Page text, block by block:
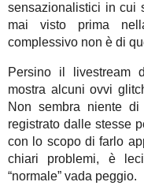
sensazionalistici in cui
mai visto prima
complessivo non è di
Persino il livestream
mostra alcuni ovvi
Non sembra niente
registrato dalle stesse
con lo scopo di farlo
chiari problemi, è
“normale” vada peggio.